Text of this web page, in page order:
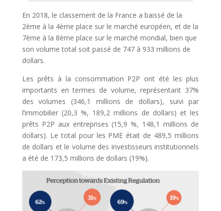
En 2018, le classement de la France a baissé de la
2ème à la 4ème place sur le marché européen, et de la
7ème à la 8ème place sur le marché mondial, bien que
son volume total soit passé de 747 à 933 millions de
dollars.
Les prêts à la consommation P2P ont été les plus
importants en termes de volume, représentant 37%
des volumes (346,1 millions de dollars), suivi par
l’immobilier (20,3 %, 189,2 millions de dollars) et les
prêts P2P aux entreprises (15,9 %, 148,1 millions de
dollars). Le total pour les PME était de 489,5 millions
de dollars et le volume des investisseurs institutionnels
a été de 173,5 millions de dollars (19%).